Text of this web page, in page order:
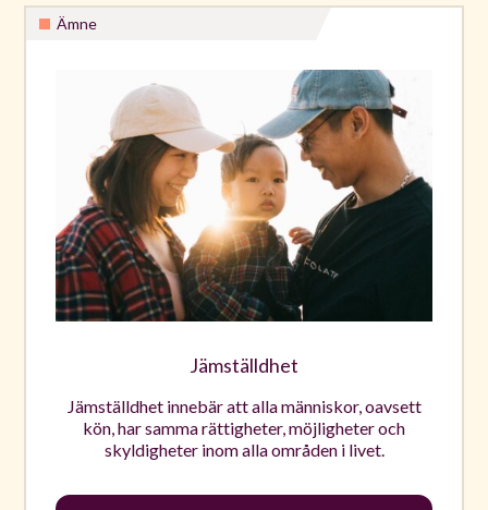
Ämne
Jämställdhet
Jämställdhet innebär att alla människor, oavsett
kön, har samma rättigheter, möjligheter och
skyldigheter inom alla områden i livet.